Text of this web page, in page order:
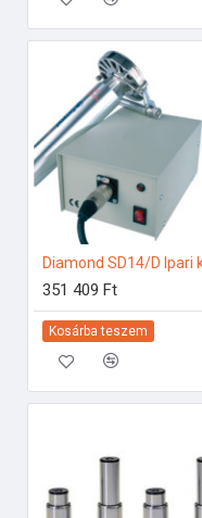
351 409 Ft
Kosárba teszem